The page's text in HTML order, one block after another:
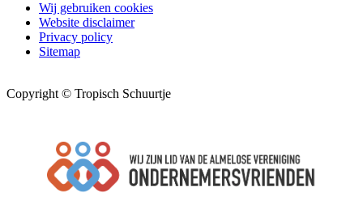
Wij gebruiken cookies
Website disclaimer
Privacy policy
Sitemap
Copyright © Tropisch Schuurtje